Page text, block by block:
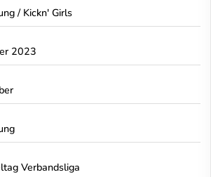
/ Kickn' Girls
2023
Verbandsliga